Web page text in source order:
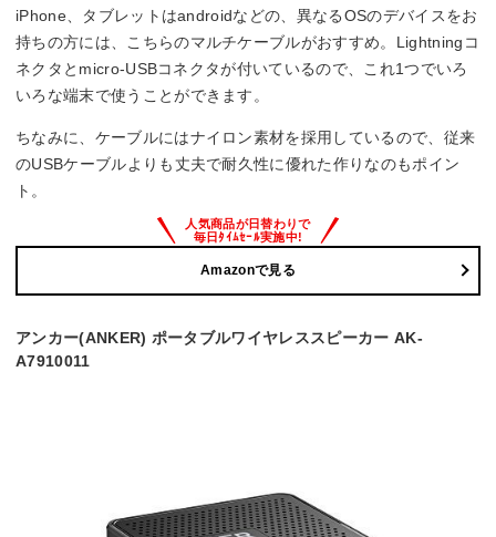
iPhone、タブレットはandroidなどの、異なるOSのデバイスをお
持ちの方には、こちらのマルチケーブルがおすすめ。Lightningコ
ネクタとmicro-USBコネクタが付いているので、これ1つでいろ
いろな端末で使うことができます。
ちなみに、ケーブルにはナイロン素材を採用しているので、従来
のUSBケーブルよりも丈夫で耐久性に優れた作りなのもポイン
ト。
Amazonで見る
アンカー(ANKER) ポータブルワイヤレススピーカー AK-
A7910011